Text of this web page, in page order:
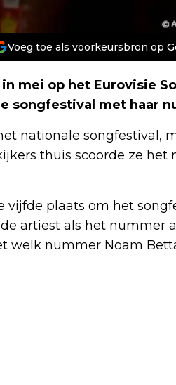
Voeg toe als voorkeursbron op
mei op het Eurovisie
songfestival met haar
nationale songfestival,
thuis scoorde ze het
plaats om het
artiest als het nummer
welk nummer Noam
MIST